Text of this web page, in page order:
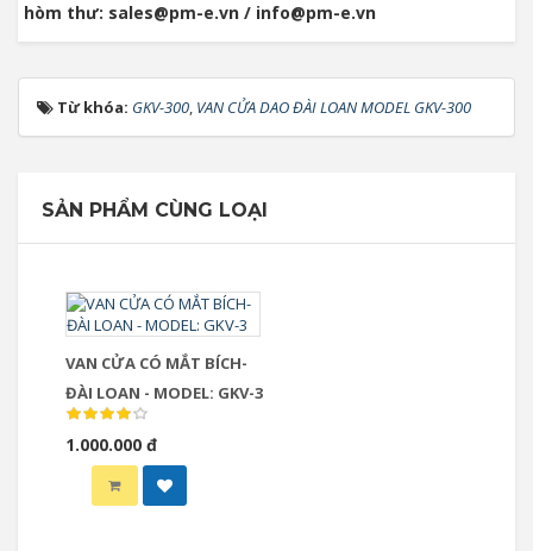
hòm thư: sales@pm-e.vn / info@pm-e.vn
Từ khóa: GKV-300, VAN CỬA DAO ĐÀI LOAN MODEL GKV-300
SẢN PHẨM CÙNG LOẠI
VAN CỬA CÓ MẮT BÍCH-
ĐÀI LOAN - MODEL: GKV-3
1.000.000 đ